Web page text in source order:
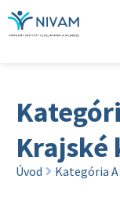
Krajské
Úvod Kategória